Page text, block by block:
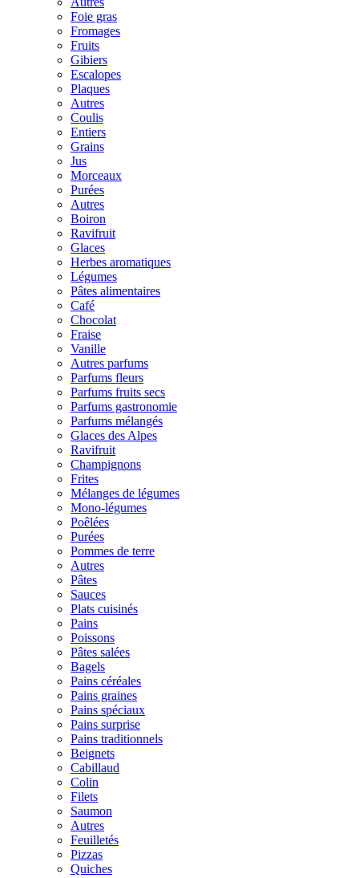
Foie gras
Fromages
Fruits
Gibiers
Escalopes
Plaques
Autres
Coulis
Entiers
Grains
Jus
Morceaux
Purées
Autres
Boiron
Ravifruit
Glaces
Herbes aromatiques
Légumes
Pâtes alimentaires
Café
Chocolat
Fraise
Vanille
Autres parfums
Parfums fleurs
Parfums fruits secs
Parfums gastronomie
Parfums mélangés
Glaces des Alpes
Ravifruit
Champignons
Frites
Mélanges de légumes
Mono-légumes
Poêlées
Purées
Pommes de terre
Autres
Pâtes
Sauces
Plats cuisinés
Pains
Poissons
Pâtes salées
Bagels
Pains céréales
Pains graines
Pains spéciaux
Pains surprise
Pains traditionnels
Beignets
Cabillaud
Colin
Filets
Saumon
Autres
Feuilletés
Pizzas
Quiches